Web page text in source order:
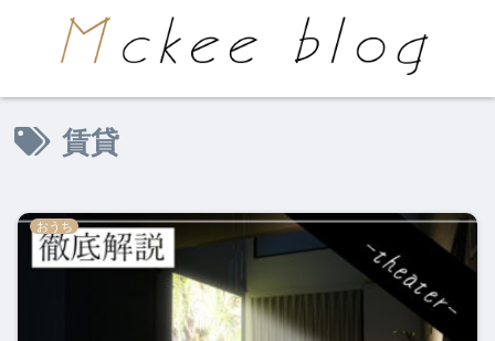
賃貸
おうち